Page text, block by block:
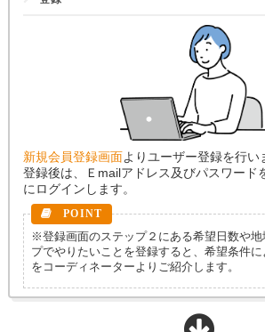
新規会員登録画面よりユーザー登録を行い
登録後は、Ｅmailアドレス及びパスワード
にログインします。
※登録画面のステップ２にある希望日数や地
プでやりたいことを登録すると、希望条件
をコーディネーターよりご紹介します。